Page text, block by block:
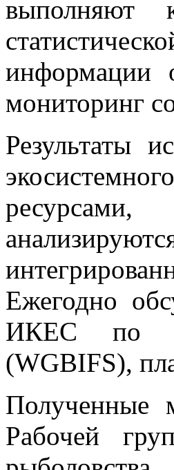
выполняют
информации
мониторинг
Результаты
Ежегодно
ИКЕС по
(WGBIFS),
Полученные
Рабочей